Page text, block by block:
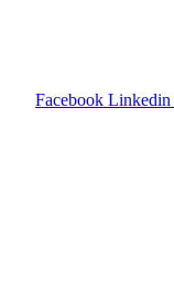
Facebook Linkedin